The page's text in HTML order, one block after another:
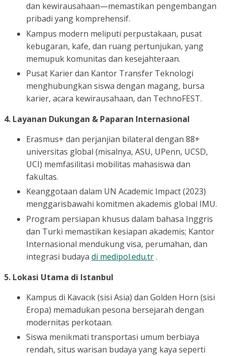
dan kewirausahaan—memastikan pengembangan
pribadi yang komprehensif.
Kampus modern meliputi perpustakaan, pusat
kebugaran, kafe, dan ruang pertunjukan, yang
memupuk komunitas dan kesejahteraan.
Pusat Karier dan Kantor Transfer Teknologi
menghubungkan siswa dengan magang, bursa
karier, acara kewirausahaan, dan TechnoFEST.
4. Layanan Dukungan & Paparan Internasional
Erasmus+ dan perjanjian bilateral dengan 88+
universitas global (misalnya, ASU, UPenn, UCSD,
UCI) memfasilitasi mobilitas mahasiswa dan
fakultas.
Keanggotaan dalam UN Academic Impact (2023)
menggarisbawahi komitmen akademis global IMU.
Program persiapan khusus dalam bahasa Inggris
dan Turki memastikan kesiapan akademis; Kantor
Internasional mendukung visa, perumahan, dan
integrasi budaya di medipol.edu.tr.
5. Lokasi Utama di Istanbul
Kampus di Kavacık (sisi Asia) dan Golden Horn (sisi
Eropa) memadukan pesona bersejarah dengan
modernitas perkotaan.
Siswa menikmati transportasi umum berbiaya
rendah, situs warisan budaya yang kaya seperti